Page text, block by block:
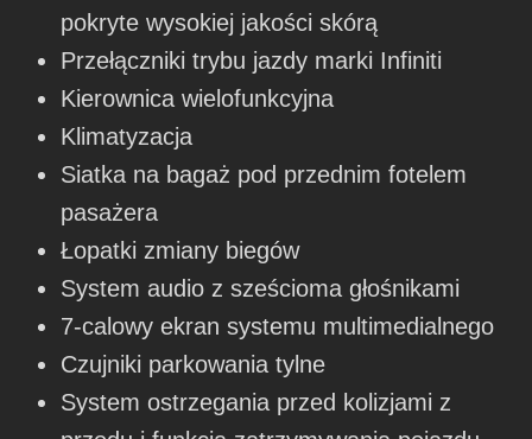
pokryte wysokiej jakości skórą
Przełączniki trybu jazdy marki Infiniti
Kierownica wielofunkcyjna
Klimatyzacja
Siatka na bagaż pod przednim fotelem
pasażera
Łopatki zmiany biegów
System audio z sześcioma głośnikami
7-calowy ekran systemu multimedialnego
Czujniki parkowania tylne
System ostrzegania przed kolizjami z